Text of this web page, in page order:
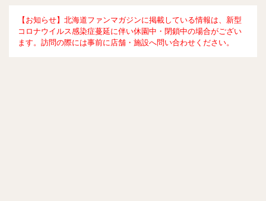
【お知らせ】北海道ファンマガジンに掲載している情報は、新型
コロナウイルス感染症蔓延に伴い休園中・閉鎖中の場合がござい
ます。訪問の際には事前に店舗・施設へ問い合わせください。